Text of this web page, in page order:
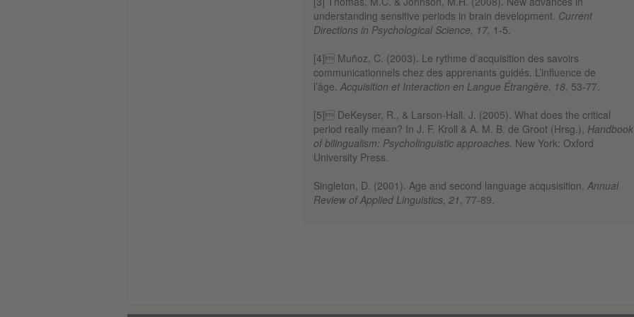
understanding sensitive periods in brain development. Current
Directions in Psychological Science, 17, 1-5.
[4] Muñoz, C. (2003). Le rythme d’acquisition des savoirs
communicationnels chez des apprenants guidés. L’influence de
l’âge. Acquisition et Interaction en Langue Étrangère, 18, 53-77.
[5] DeKeyser, R., & Larson-Hall, J. (2005). What does the critical
period really mean? In J. F. Kroll & A. M. B. de Groot (Hrsg.), Handbook
of bilingualism: Psycholinguistic approaches. New York: Oxford
University Press.
Singleton, D. (2001). Age and second language acqusisition. Annual
Review of Applied Linguistics, 21, 77-89.